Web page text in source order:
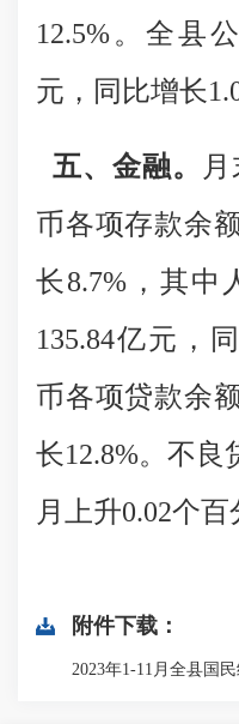
12.5%。全县
元，同比增长
五、金融。
币各项存款余
长8.7%，其中
135.84亿元，
币各项贷款余
长12.8%。 不良
月上升0.02个百
附件下载：
2023年1-11月全县国